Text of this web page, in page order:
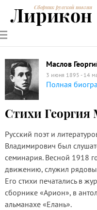
РУССКИЕ
ПОЭТЫ
СОВРЕМЕННИКИ
Сборник русской поэзии
Лирикон
Маслов
3 июня 1895 - 14
Полная
Стихи Георгия
Русский поэт и
Владимирович был
семинария. Весной 1918
движению, служил
Его стихи печатались в
сборнике «Арион», в
альманахе «Елань».